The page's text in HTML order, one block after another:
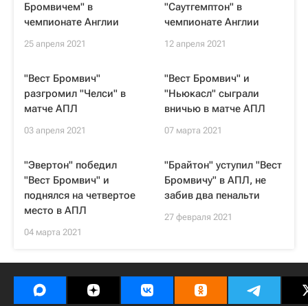
Бромвичем" в
чемпионате Англии
25 апреля 2021
"Саутгемптон" в
чемпионате Англии
12 апреля 2021
"Вест Бромвич"
разгромил "Челси" в
матче АПЛ
03 апреля 2021
"Вест Бромвич" и
"Ньюкасл" сыграли
вничью в матче АПЛ
07 марта 2021
"Эвертон" победил
"Вест Бромвич" и
поднялся на четвертое
место в АПЛ
04 марта 2021
"Брайтон" уступил "Вест
Бромвичу" в АПЛ, не
забив два пенальти
27 февраля 2021